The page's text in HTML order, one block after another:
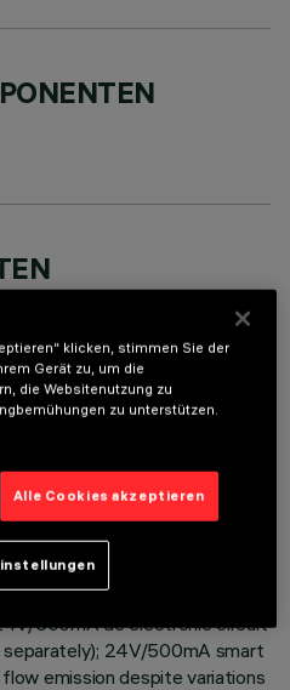
to use monochrome LED
Consists of a body and
cast end caps complete with
acrylic paint with a high level
The top of the optical
thick transparent glass screen,
multi-LED power plate in
500mA dc electronic circuit
24V/500mA smart
emission despite variations
klicken, stimmen Sie der
Gerät zu, um die
die Websitenutzung zu
zu unterstützen.
Alle Cookies akzeptieren